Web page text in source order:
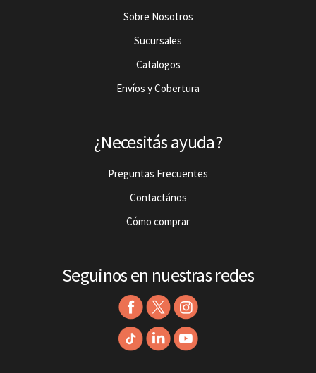
Sobre Nosotros
Sucursales
Catalogos
Envíos y Cobertura
¿Necesitás ayuda?
Preguntas Frecuentes
Contactános
Cómo comprar
Seguinos en nuestras redes